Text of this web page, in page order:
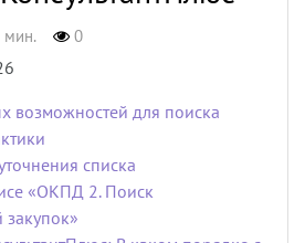
мин. 0
возможностей для поиска
списка
«ОКПД 2. Поиск
закупок»